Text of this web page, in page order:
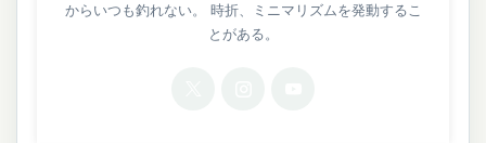
からいつも釣れない。 時折、ミニマリズムを発動するこ
とがある。